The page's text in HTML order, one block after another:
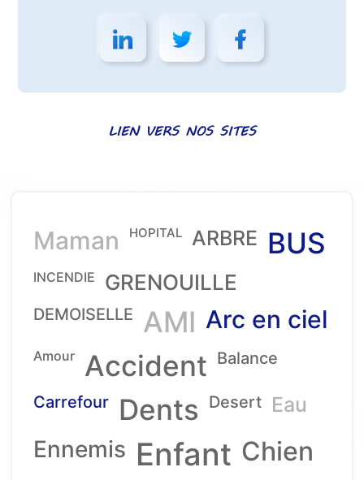
LIEN VERS NOS SITES
Maman HOPITAL ARBRE BUS
INCENDIE GRENOUILLE
DEMOISELLE AMI Arc en ciel
Amour Accident Balance
Carrefour Dents Desert Eau
Ennemis Enfant Chien